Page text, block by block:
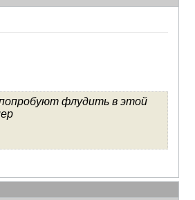
флудить в этой